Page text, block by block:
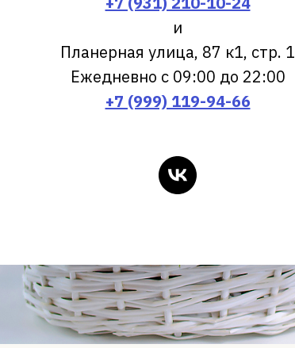
и
Планерная улица, 87 к1, стр. 1
Ежедневно с 09:00 до 22:00
+7 (999) 119-94-66